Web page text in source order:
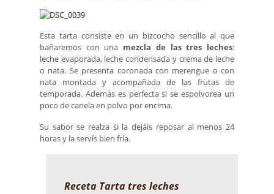
Esta tarta consiste en un bizcocho sencillo al que
bañaremos con una mezcla de las tres leches:
leche evaporada, leche condensada y crema de leche
o nata. Se presenta coronada con merengue o con
nata montada y acompañada de las frutas de
temporada. Además es perfecta si se espolvorea un
poco de canela en polvo por encima.
Su sabor se realza si la dejáis reposar al menos 24
horas y la servís bien fría.
Receta Tarta tres leches